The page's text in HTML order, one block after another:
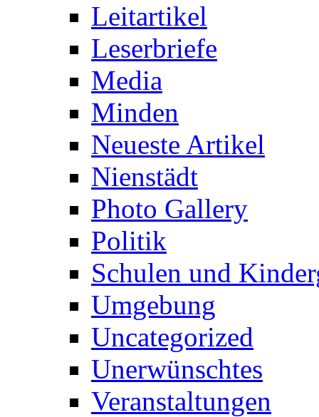
Leitartikel
Leserbriefe
Media
Minden
Neueste Artikel
Nienstädt
Photo Gallery
Politik
Schulen und
Umgebung
Uncategorized
Unerwünschtes
Veranstaltungen